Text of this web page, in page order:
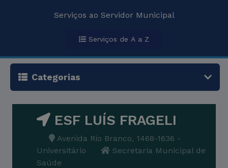
Serviços ao Servidor Municipal
Serviços de A a Z
Categorias
ESF LUÍS FRAGELI
Avenida Rio Branco, 1468-1636 -
Universitário
Secretaria Municipal de
Saúde